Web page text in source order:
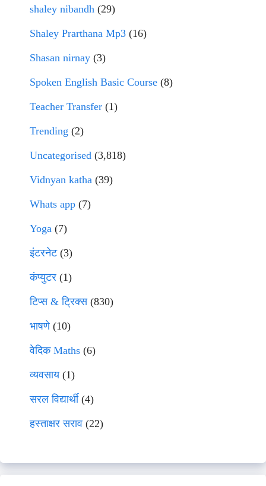
shaley nibandh (29)
Shaley Prarthana Mp3 (16)
Shasan nirnay (3)
Spoken English Basic Course (8)
Teacher Transfer (1)
Trending (2)
Uncategorised (3,818)
Vidnyan katha (39)
Whats app (7)
Yoga (7)
इंटरनेट(3)
कंप्युटर (1)
टिप्स & ट्रिक्स(830)
भाषणे(10)
वेदिक Maths (6)
व्यवसाय(1)
सरल विद्यार्थी(4)
हस्ताक्षर सराव (22)